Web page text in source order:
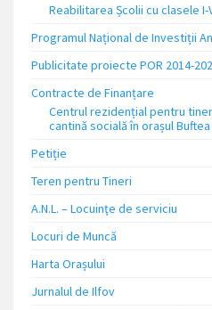
Reabilitarea Școlii cu clasele I-
Programul Național de Investiții
Publicitate proiecte POR 2014-
Contracte de Finanțare
Centrul rezidențial pentru
cantină socială în orașul Buftea
Petiție
Teren pentru Tineri
A.N.L. – Locuinţe de serviciu
Locuri de Muncă
Harta Orașului
Jurnalul de Ilfov